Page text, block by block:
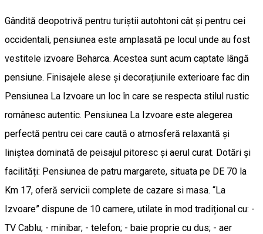
Gândită deopotrivă pentru turiștii autohtoni cât și pentru cei
occidentali, pensiunea este amplasată pe locul unde au fost
vestitele izvoare Beharca. Acestea sunt acum captate lângă
pensiune. Finisajele alese și decorațiunile exterioare fac din
Pensiunea La Izvoare un loc în care se respecta stilul rustic
românesc autentic. Pensiunea La Izvoare este alegerea
perfectă pentru cei care caută o atmosferă relaxantă și
liniștea dominată de peisajul pitoresc și aerul curat. Dotări și
facilități: Pensiunea de patru margarete, situata pe DE 70 la
Km 17, oferă servicii complete de cazare si masa. “La
Izvoare” dispune de 10 camere, utilate în mod tradițional cu: -
TV Cablu; - minibar; - telefon; - baie proprie cu dus; - aer